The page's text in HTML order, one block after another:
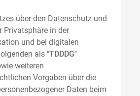
über den Datenschutz und
Privatsphäre in der
und bei digitalen
als "TDDDG"
weiteren
Vorgaben über die
Daten beim